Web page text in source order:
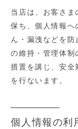
当店は、お客さま
保ち、個人情報
ん・漏洩などを
の維持・管理体制
措置を講じ、安全
を行ないます。
個人情報の利